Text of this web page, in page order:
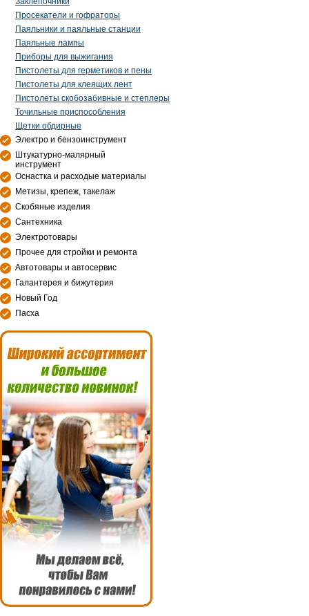
Просекатели и гофраторы
Паяльники и паяльные станции
Паяльные лампы
Приборы для выжигания
Пистолеты для герметиков и пены
Пистолеты для клеящих лент
Пистолеты скобозабивные и степлеры
Точильные приспособления
Щетки обдирные
Электро и бензоинструмент
Штукатурно-малярный
инструмент
Оснастка и расходые материалы
Метизы, крепеж, такелаж
Скобяные изделия
Сантехника
Электротовары
Прочее для стройки и ремонта
Автотовары и автосервис
Галантерея и бижутерия
Новый Год
Пасха